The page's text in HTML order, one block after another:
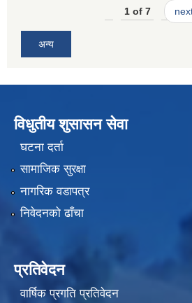
1 of 7
अन्य
विधुतीय शुसासन सेवा
घटना दर्ता
सामाजिक सुरक्षा
नागरिक वडापत्र
निवेदनको ढाँचा
प्रतिवेदन
वार्षिक प्रगति प्रतिवेदन